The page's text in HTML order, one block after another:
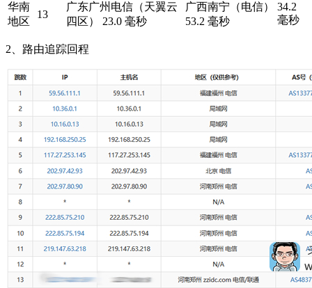
华南
地区
13
广东广州电信（天翼云
四区） 23.0 毫秒
广西南宁（电信）
53.2 毫秒
34.2
毫秒
2、路由追踪回程